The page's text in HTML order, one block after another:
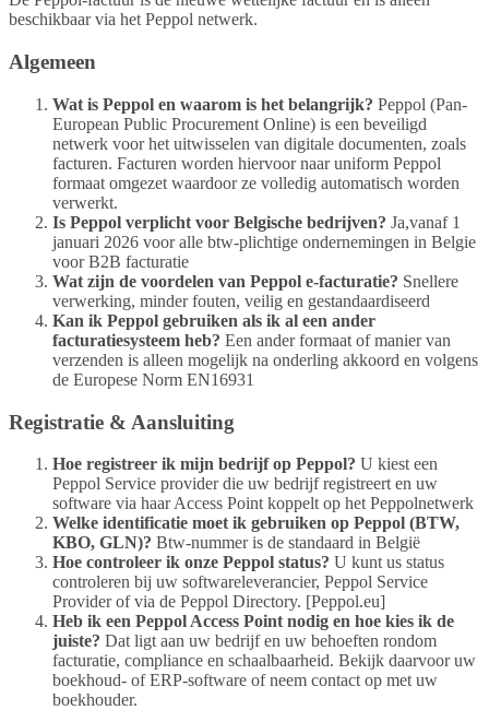
beschikbaar via het Peppol netwerk.
Algemeen
Wat is Peppol en waarom is het belangrijk? Peppol (Pan-
European Public Procurement Online) is een beveiligd
netwerk voor het uitwisselen van digitale documenten, zoals
facturen. Facturen worden hiervoor naar uniform Peppol
formaat omgezet waardoor ze volledig automatisch worden
verwerkt.
Is Peppol verplicht voor Belgische bedrijven? Ja,vanaf 1
januari 2026 voor alle btw-plichtige ondernemingen in Belgie
voor B2B facturatie
Wat zijn de voordelen van Peppol e-facturatie? Snellere
verwerking, minder fouten, veilig en gestandaardiseerd
Kan ik Peppol gebruiken als ik al een ander
facturatiesysteem heb? Een ander formaat of manier van
verzenden is alleen mogelijk na onderling akkoord en volgens
de Europese Norm EN16931
Registratie & Aansluiting
Hoe registreer ik mijn bedrijf op Peppol? U kiest een
Peppol Service provider die uw bedrijf registreert en uw
software via haar Access Point koppelt op het Peppolnetwerk
Welke identificatie moet ik gebruiken op Peppol (BTW,
KBO, GLN)? Btw-nummer is de standaard in België
Hoe controleer ik onze Peppol status? U kunt us status
controleren bij uw softwareleverancier, Peppol Service
Provider of via de Peppol Directory. [Peppol.eu]
Heb ik een Peppol Access Point nodig en hoe kies ik de
juiste? Dat ligt aan uw bedrijf en uw behoeften rondom
facturatie, compliance en schaalbaarheid. Bekijk daarvoor uw
boekhoud- of ERP-software of neem contact op met uw
boekhouder.